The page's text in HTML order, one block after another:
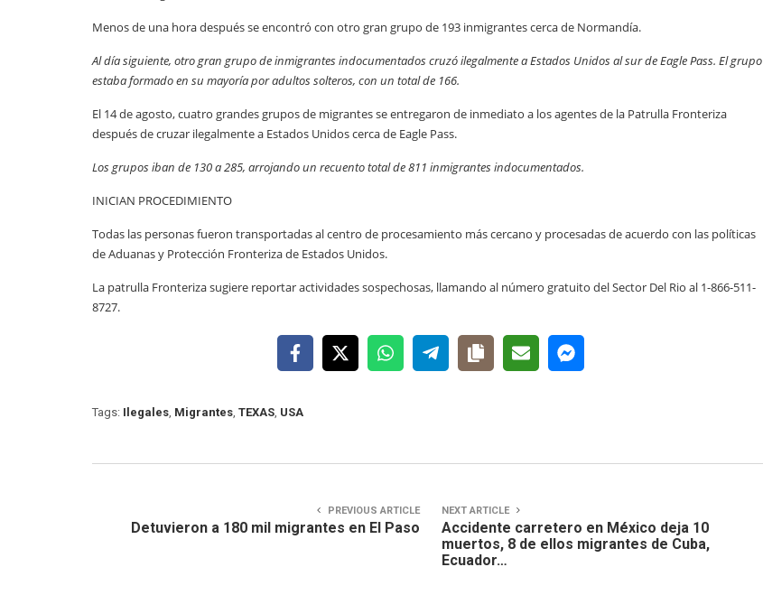
Menos de una hora después se encontró con otro gran grupo de 193 inmigrantes cerca de Normandía.
Al día siguiente, otro gran grupo de inmigrantes indocumentados cruzó ilegalmente a Estados Unidos al sur de Eagle Pass. El grupo
estaba formado en su mayoría por adultos solteros, con un total de 166.
El 14 de agosto, cuatro grandes grupos de migrantes se entregaron de inmediato a los agentes de la Patrulla Fronteriza
después de cruzar ilegalmente a Estados Unidos cerca de Eagle Pass.
Los grupos iban de 130 a 285, arrojando un recuento total de 811 inmigrantes indocumentados.
INICIAN PROCEDIMIENTO
Todas las personas fueron transportadas al centro de procesamiento más cercano y procesadas de acuerdo con las políticas
de Aduanas y Protección Fronteriza de Estados Unidos.
La patrulla Fronteriza sugiere reportar actividades sospechosas, llamando al número gratuito del Sector Del Rio al 1-866-511-
8727.
Tags: Ilegales Migrantes TEXAS USA
PREVIOUS ARTICLE
Detuvieron a 180 mil migrantes en El Paso
NEXT ARTICLE
Accidente carretero en México deja 10
muertos, 8 de ellos migrantes de Cuba,
Ecuador…